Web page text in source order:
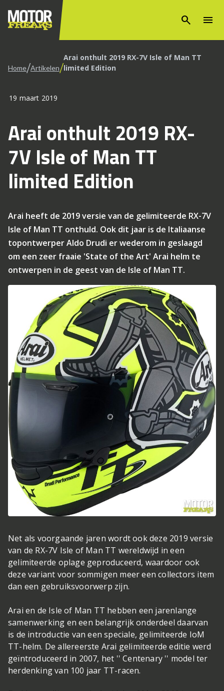
search menu
Home/Artikelen/Arai onthult 2019 RX-7V Isle of Man TT
limited Edition
19 maart 2019
Arai onthult 2019 RX-
7V Isle of Man TT
limited Edition
Arai heeft de 2019 versie van de gelimiteerde RX-7V
Isle of Man TT onthuld. Ook dit jaar is de Italiaanse
topontwerper Aldo Drudi er wederom in geslaagd
om een zeer fraaie 'State of the Art' Arai helm te
ontwerpen in de geest van de Isle of Man TT.
Net als voorgaande jaren wordt ook deze 2019 versie
van de RX-7V Isle of Man TT wereldwijd in een
gelimiteerde oplage geproduceerd, waardoor ook
deze variant voor sommigen meer een collectors item
dan een gebruiksvoorwerp zijn.
Arai en de Isle of Man TT hebben een jarenlange
samenwerking en een belangrijk onderdeel daarvan
is de introductie van een speciale, gelimiteerde IoM
TT-helm. De allereerste Arai gelimiteerde editie werd
geïntroduceerd in 2007, het '' Centenary '' model ter
herdenking van 100 jaar TT-racen.